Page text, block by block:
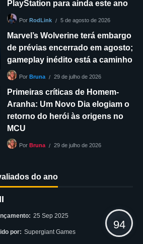
PlayStation para ainda este ano
Por RodLink 5 de agosto de 2026
Marvel’s Wolverine terá embargo
de prévias encerrado em agosto;
gameplay inédito está a caminho
Por Bruna 29 de julho de 2026
Primeiras críticas de Homem-
Aranha: Um Novo Dia elogiam o
retorno do herói às origens no
MCU
Por Bruna 29 de julho de 2026
do ano
25 Sep 2025
por: Supergiant Games
94